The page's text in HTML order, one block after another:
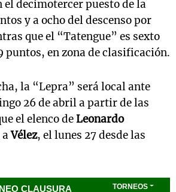
el decimotercer puesto de la
y a ocho del descenso por
que el “Tatengue” es sexto
puntos, en zona de clasificación.
la “Lepra” será local ante
26 de abril a partir de las
el elenco deLeonardo
aVélez, el lunes 27 desde las